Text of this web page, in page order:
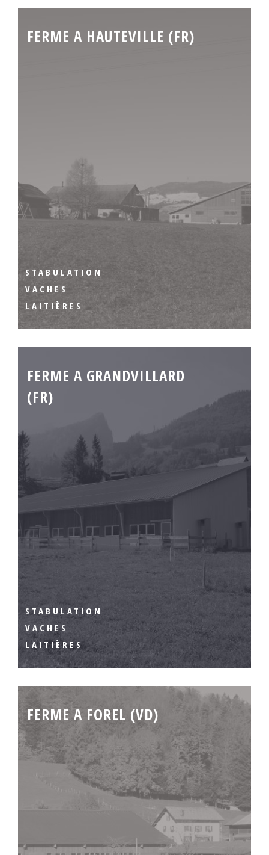
FERME A HAUTEVILLE (FR)
STABULATION
VACHES
LAITIÈRES
FERME A GRANDVILLARD
(FR)
STABULATION
VACHES
LAITIÈRES
FERME A FOREL (VD)